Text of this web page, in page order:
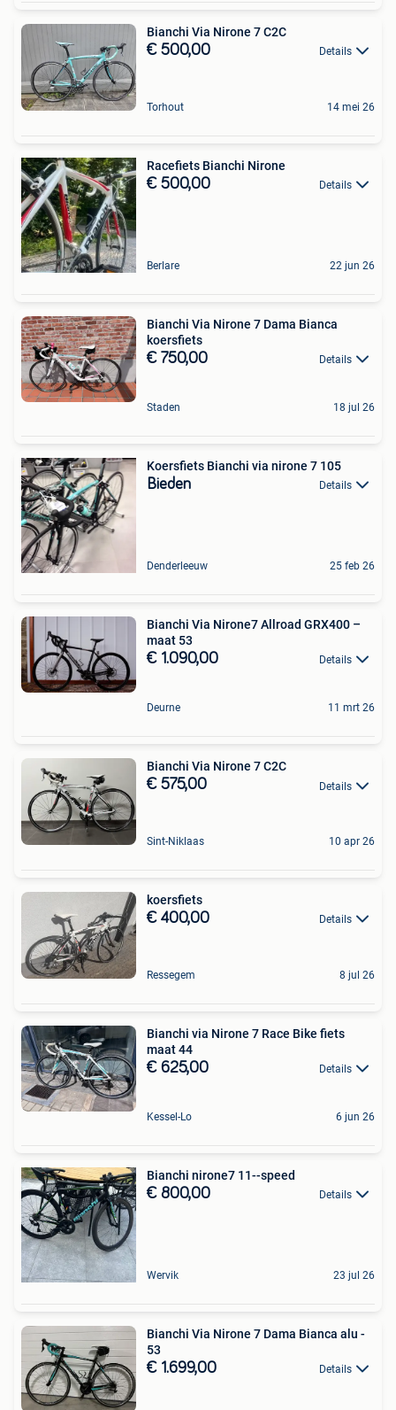
Bianchi Via Nirone 7 C2C
€ 500,00 Details
Torhout 14 mei 26
Racefiets Bianchi Nirone
€ 500,00 Details
Berlare 22 jun 26
Bianchi Via Nirone 7 Dama Bianca
koersfiets
€ 750,00 Details
Staden 18 jul 26
Koersfiets Bianchi via nirone 7 105
Bieden Details
Denderleeuw 25 feb 26
Bianchi Via Nirone7 Allroad GRX400 –
maat 53
€ 1.090,00 Details
Deurne 11 mrt 26
Bianchi Via Nirone 7 C2C
€ 575,00 Details
Sint-Niklaas 10 apr 26
koersfiets
€ 400,00 Details
Ressegem 8 jul 26
Bianchi via Nirone 7 Race Bike fiets
maat 44
€ 625,00 Details
Kessel-Lo 6 jun 26
Bianchi nirone7 11--speed
€ 800,00 Details
Wervik 23 jul 26
Bianchi Via Nirone 7 Dama Bianca alu -
53
€ 1.699,00 Details